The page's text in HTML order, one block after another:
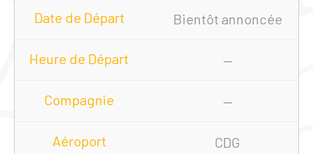
Bientôt annoncée
—
—
CDG